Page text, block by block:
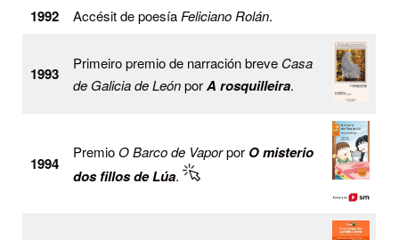
1992 Accésit de poesía Feliciano Rolán.
1993
Primeiro premio de narración breve Casa
de Galicia de LeónporA rosquilleira.
1994
PremioO Barco de Vaporpor O misterio
dos fillos de Lúa.